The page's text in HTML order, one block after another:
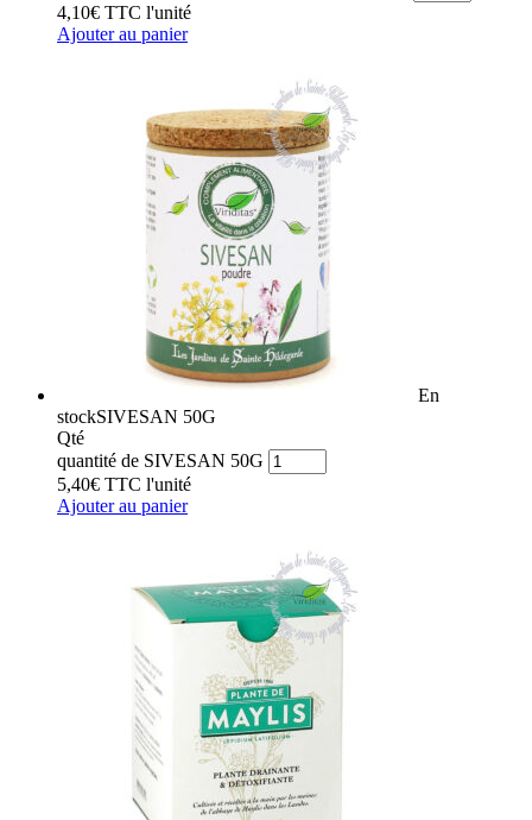
4,10€ TTC l'unité
Ajouter au panier
En
stockSIVESAN 50G
Qté
quantité de SIVESAN 50G
5,40€ TTC l'unité
Ajouter au panier